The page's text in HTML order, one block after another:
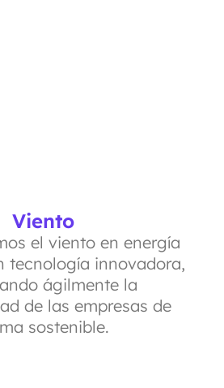
Viento
el viento en energía
tecnología innovadora,
ágilmente la
de las empresas de
sostenible.